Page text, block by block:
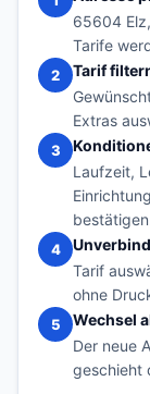
65604
Tarife
2
Tarif
Extras
3
Laufzeit,
4
Tarif
ohne
5
Wechsel
Der neue
geschieht